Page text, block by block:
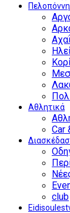
Αθλητικά
Car
club